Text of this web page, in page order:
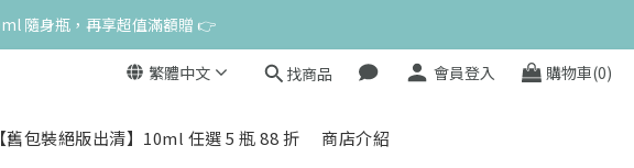
瓶！限量送完為止
訂購另有優惠，快來私訊小編哦 👉
！限量送完為止
繁體中文 找商品 會員登入 購物車(0)
舊包裝絕版出清】10ml 任選 5 瓶 88 折
商店介紹